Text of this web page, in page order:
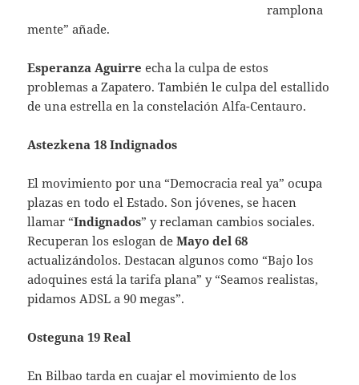
ramplona
mente” añade.
Esperanza Aguirre echa la culpa de estos
problemas a Zapatero. También le culpa del estallido
de una estrella en la constelación Alfa-Centauro.
Astezkena 18 Indignados
El movimiento por una “Democracia real ya” ocupa
plazas en todo el Estado. Son jóvenes, se hacen
llamar “Indignados” y reclaman cambios sociales.
Recuperan los eslogan deMayo del 68
actualizándolos. Destacan algunos como “Bajo los
adoquines está la tarifa plana” y “Seamos realistas,
pidamos ADSL a 90 megas”.
Osteguna 19 Real
En Bilbao tarda en cuajar el movimiento de los